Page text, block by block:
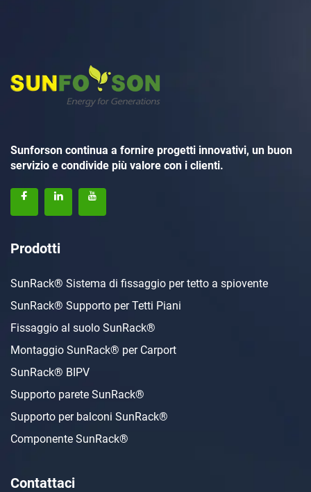
Sunforson continua a fornire progetti innovativi, un buon
servizio e condivide più valore con i clienti.
Prodotti
SunRack® Sistema di fissaggio per tetto a spiovente
SunRack® Supporto per Tetti Piani
Fissaggio al suolo SunRack®
Montaggio SunRack® per Carport
SunRack® BIPV
Supporto parete SunRack®
Supporto per balconi SunRack®
Componente SunRack®
Contattaci